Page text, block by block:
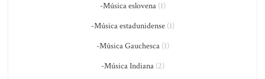
-Música eslovena(1)
-Música estadunidense(1)
-Música Gauchesca(1)
-Música Indiana(2)